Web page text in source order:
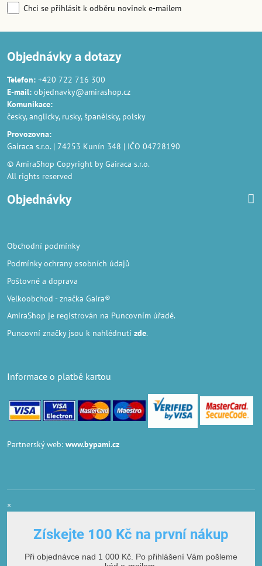
Chci se přihlásit k odběru novinek e-mailem
Objednávky a dotazy
Telefon: +420 722 716 300
E-mail: objednavky@amirashop.cz
Komunikace:
česky, anglicky, rusky, španělsky, polsky
Provozovna:
Gairaca s.r.o. | 74253 Kunín 348 | IČO 04728190
© AmiraShop Copyright by Gairaca s.r.o.
All rights reserved
Objednávky
Obchodní podmínky
Podmínky ochrany osobních údajů
Poštovné a doprava
Velkoobchod - značka Gaira®
AmiraShop je registrován na Puncovním úřadě.
Puncovní značkyjsou k nahlédnutí zde.
Informace o platbě kartou
Partnerský web: www.bypami.cz
×
Získejte 100 Kč na první nákup
Při objednávce nad 1 000 Kč. Po přihlášení Vám pošleme